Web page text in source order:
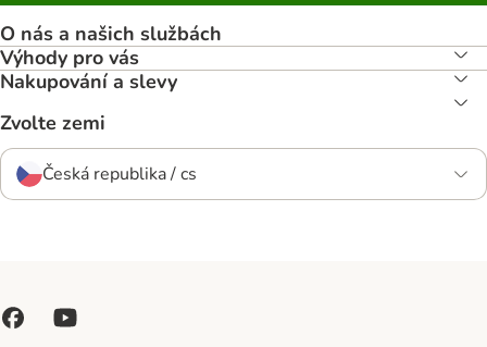
O nás a našich službách
Výhody pro vás
Nakupování a slevy
Zvolte zemi
Česká republika / cs